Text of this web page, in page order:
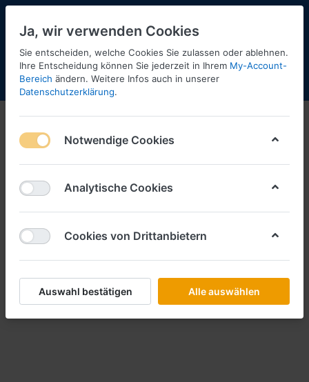
Menü Anmelden Shopaktualisierung
Ja, wir verwenden Cookies
Sie entscheiden, welche Cookies Sie zulassen oder ablehnen.
Ihre Entscheidung können Sie jederzeit in Ihrem My-Account-
Bereich ändern. Weitere Infos auch in unserer
Datenschutzerklärung.
Notwendige Cookies
Analytische Cookies
Cookies von Drittanbietern
Auswahl bestätigen Alle auswählen